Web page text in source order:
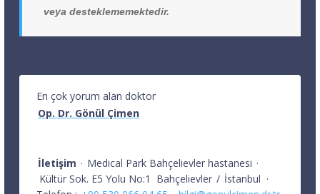
veya desteklememektedir.
En çok yorum alan doktor
Op. Dr. Gönül Çimen
İletişim · Medical Park Bahçelievler hastanesi ·
Kültür Sok. E5 Yolu No:1
Bahçelievler / İstanbul ·